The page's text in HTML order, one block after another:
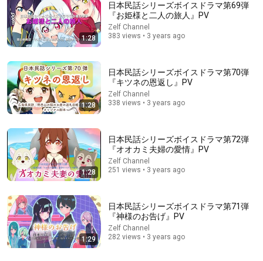
か涙が出る。観るほど心が温かくなるヒーリング映画【映画
紹介】
夜桜映画 • 960K views
1:28
日本民話シリーズボイスドラマ第69弾
『お姫様と二人の旅人』PV
Zelf Channel
383 views • 3 years ago
1:28
日本民話シリーズボイスドラマ第70弾
『キツネの恩返し』PV
Zelf Channel
338 views • 3 years ago
1:28
日本民話シリーズボイスドラマ第72弾
『オオカミ夫婦の愛情』PV
Zelf Channel
251 views • 3 years ago
1:29
日本民話シリーズボイスドラマ第71弾
『神様のお告げ』PV
Zelf Channel
282 views • 3 years ago